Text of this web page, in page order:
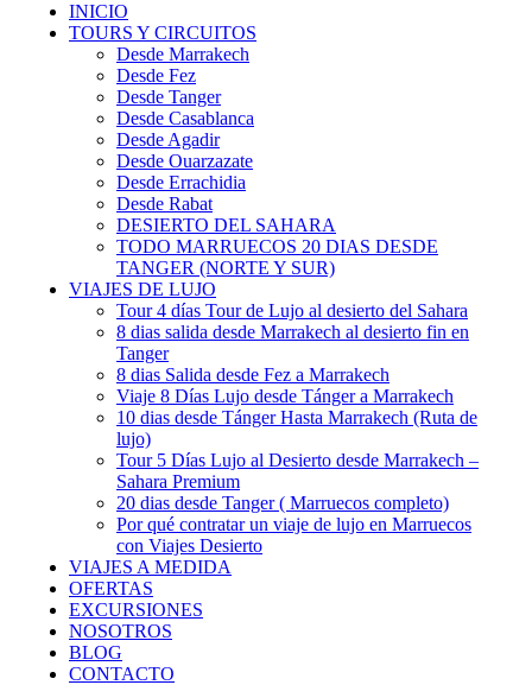
INICIO
TOURS Y CIRCUITOS
Desde Marrakech
Desde Fez
Desde Tanger
Desde Casablanca
Desde Agadir
Desde Ouarzazate
Desde Errachidia
Desde Rabat
DESIERTO DEL SAHARA
TODO MARRUECOS 20 DIAS DESDE
TANGER (NORTE Y SUR)
VIAJES DE LUJO
Tour 4 días Tour de Lujo al desierto del Sahara
8 dias salida desde Marrakech al desierto fin en
Tanger
8 dias Salida desde Fez a Marrakech
Viaje 8 Días Lujo desde Tánger a Marrakech
10 dias desde Tánger Hasta Marrakech (Ruta de
lujo)
Tour 5 Días Lujo al Desierto desde Marrakech –
Sahara Premium
20 dias desde Tanger ( Marruecos completo)
Por qué contratar un viaje de lujo en Marruecos
con Viajes Desierto
VIAJES A MEDIDA
OFERTAS
EXCURSIONES
NOSOTROS
BLOG
CONTACTO